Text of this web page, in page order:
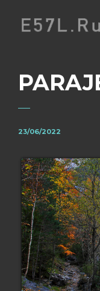
23/06/2022